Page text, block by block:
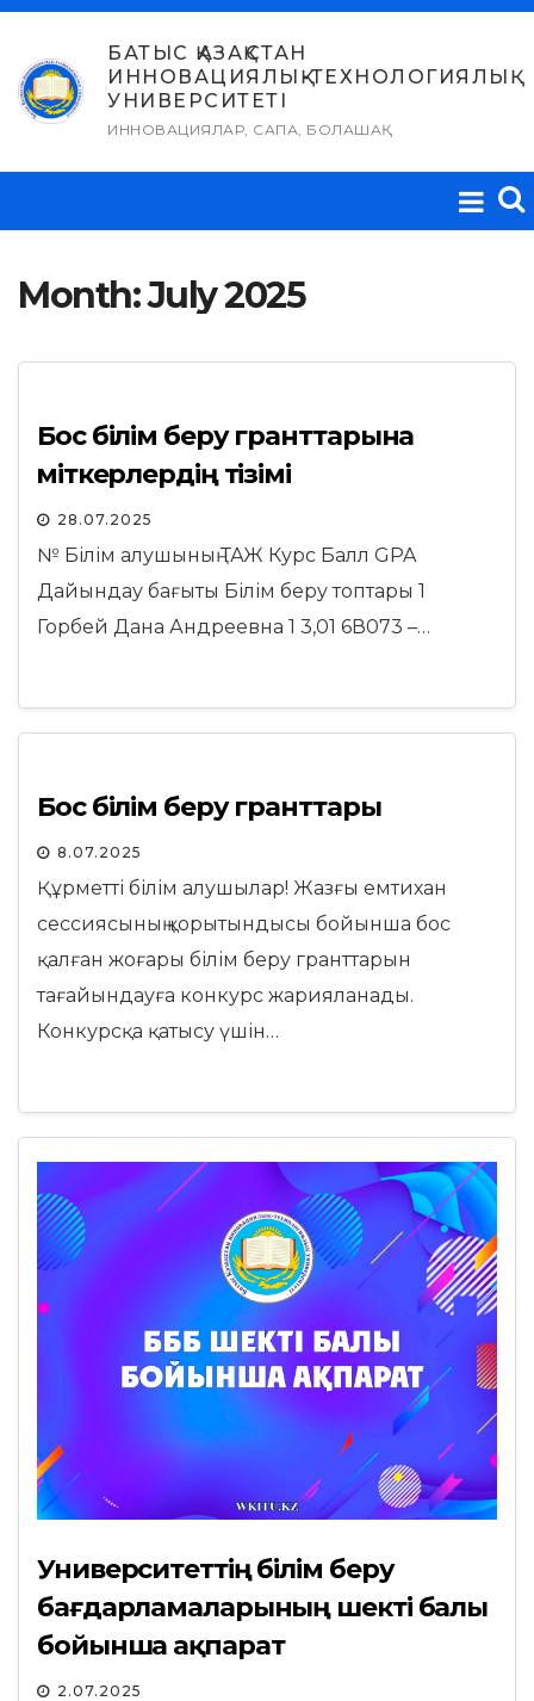
Skip
content
БАТЫС ҚАЗАҚСТАН
ИННОВАЦИЯЛЫҚ-ТЕХНОЛОГИЯЛЫҚ
УНИВЕРСИТЕТІ
ИННОВАЦИЯЛАР, САПА, БОЛАШАҚ
Month:July 2025
Бос білім беру гранттарына
үміткерлердің тізімі
28.07.2025
№ Білім алушының ТАЖ Курс Балл GPA
Дайындау бағыты Білім беру топтары 1
Горбей Дана Андреевна 1 3,01 6В073 –…
Бос білім беру гранттары
8.07.2025
Құрметті білім алушылар! Жазғы емтихан
сессиясының қорытындысы бойынша бос
қалған жоғары білім беру гранттарын
тағайындауға конкурс жарияланады.
Конкурсқа қатысу үшін…
Университеттің білім беру
бағдарламаларының шекті балы
бойынша ақпарат
2.07.2025